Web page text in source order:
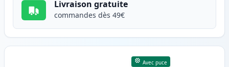
Livraison gratuite
commandes dès 49€
Avec puce